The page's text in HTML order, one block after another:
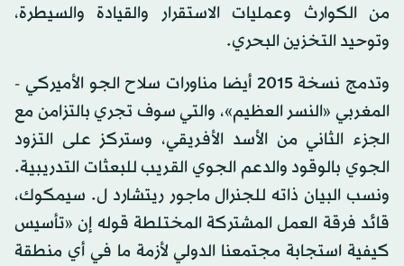
من الكوارث وعمليات الاستقرار والقيادة والسيطرة،
وتوحيد التخزين البحري.
وتدمج نسخة 2015 أيضا مناورات سلاح الجو الأميركي -
المغربي «النسر العظيم»، والتي سوف تجري بالتزامن مع
الجزء الثاني من الأسد الأفريقي، وستركز على التزود
الجوي بالوقود والدعم الجوي القريب للبعثات التدريبية.
ونسب البيان ذاته للجنرال ماجور ريتشارد ل. سيمكوك،
قائد فرقة العمل المشتركة المختلطة قوله إن «تأسيس
كيفية استجابة مجتمعنا الدولي لأزمة ما في أي منطقة